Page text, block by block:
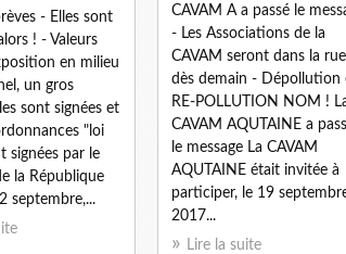
- Elles sont
! - Valeurs
en milieu
un gros
sont signées et
"loi
signées par le
la République
septembre,...
CAVAM A a passé le
- Les Associations de la
CAVAM seront dans la rue
dès demain - Dépollution
RE-POLLUTION NOM !
CAVAM AQUTAINE a
le message La CAVAM
AQUTAINE était invitée à
participer, le 19
2017...
Lire la suite